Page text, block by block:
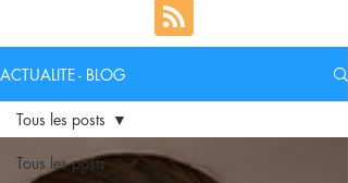
ACTUALITE - BLOG
Tous les posts
Tous les posts